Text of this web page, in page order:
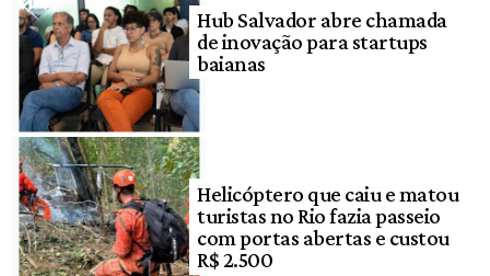
Hub Salvador abre chamada
de inovação para startups
baianas
Helicóptero que caiu e matou
turistas no Rio fazia passeio
com portas abertas e custou
R$ 2.500